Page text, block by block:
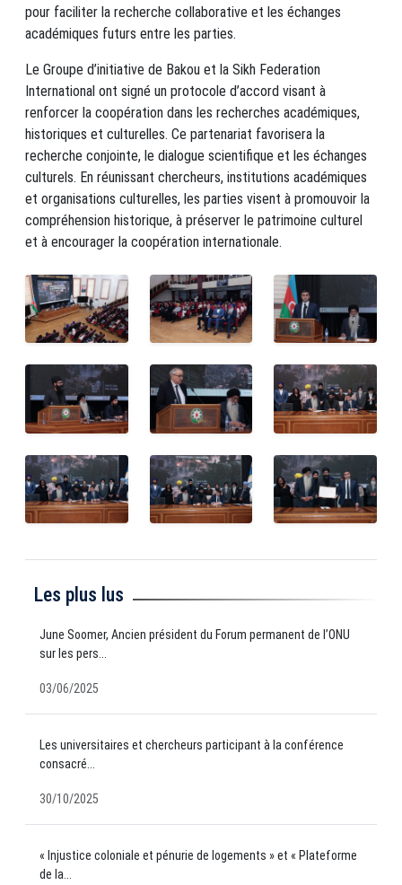
pour faciliter la recherche collaborative et les échanges
académiques futurs entre les parties.
Le Groupe d’initiative de Bakou et la Sikh Federation
International ont signé un protocole d’accord visant à
renforcer la coopération dans les recherches académiques,
historiques et culturelles. Ce partenariat favorisera la
recherche conjointe, le dialogue scientifique et les échanges
culturels. En réunissant chercheurs, institutions académiques
et organisations culturelles, les parties visent à promouvoir la
compréhension historique, à préserver le patrimoine culturel
et à encourager la coopération internationale.
Les plus lus
June Soomer, Ancien président du Forum permanent de l’ONU
sur les pers...
03/06/2025
Les universitaires et chercheurs participant à la conférence
consacré...
30/10/2025
« Injustice coloniale et pénurie de logements » et « Plateforme
de la...